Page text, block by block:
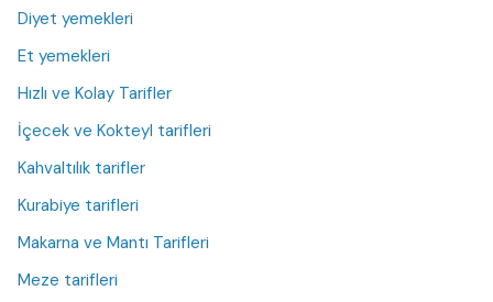
Diyet yemekleri
Et yemekleri
Hızlı ve Kolay Tarifler
İçecek ve Kokteyl tarifleri
Kahvaltılık tarifler
Kurabiye tarifleri
Makarna ve Mantı Tarifleri
Meze tarifleri